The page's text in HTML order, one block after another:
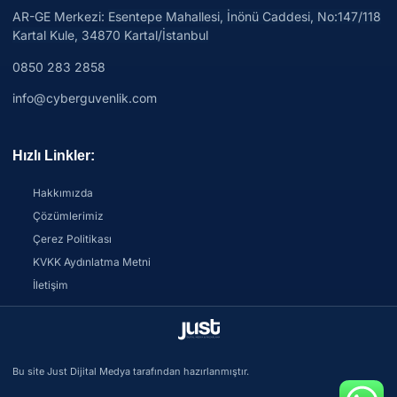
AR-GE Merkezi: Esentepe Mahallesi, İnönü Caddesi, No:147/118
Kartal Kule, 34870 Kartal/İstanbul
0850 283 2858
info@cyberguvenlik.com
Hızlı Linkler:
Hakkımızda
Çözümlerimiz
Çerez Politikası
KVKK Aydınlatma Metni
İletişim
Bu site Just Dijital Medya tarafından hazırlanmıştır.